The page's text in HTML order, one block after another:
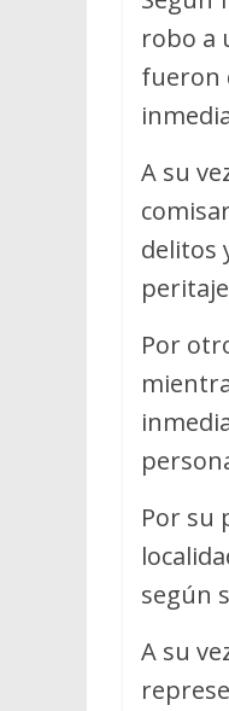
robo a
fueron
A su
delitos
Por
Por su
según
A su